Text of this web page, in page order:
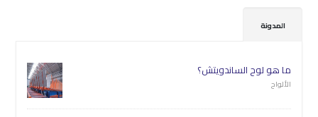
المدونة
ما هو لوح الساندويتش؟
الألواح